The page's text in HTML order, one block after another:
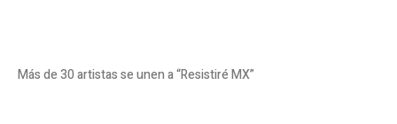
Más de 30 artistas se unen a “Resistiré MX”